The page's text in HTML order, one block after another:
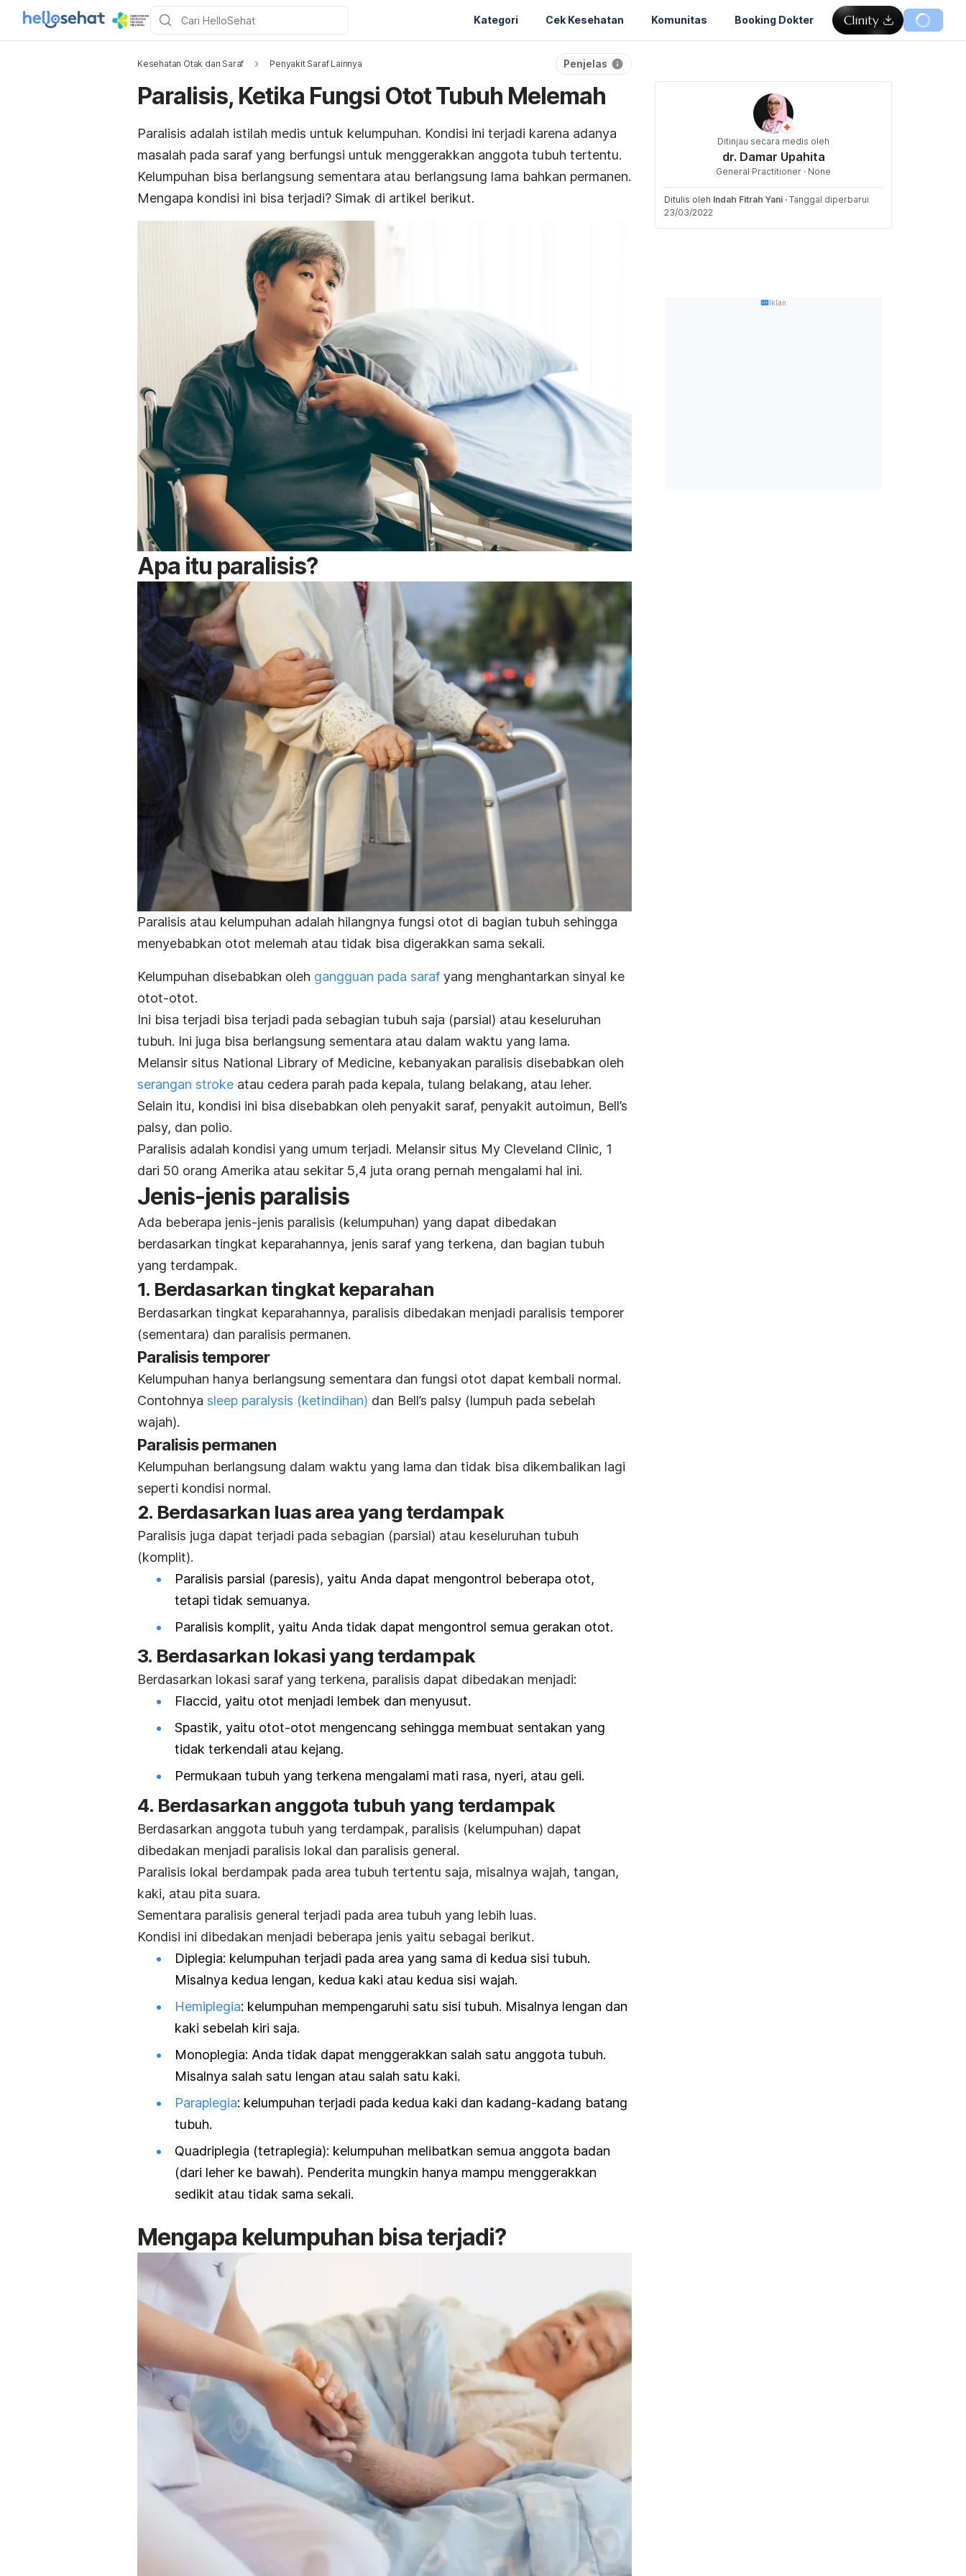
Kategori Cek Kesehatan Komunitas Booking Dokter
Kesehatan Otak dan Saraf Penyakit Saraf Lainnya Penjelas
Paralisis, Ketika Fungsi Otot Tubuh Melemah
Paralisis adalah istilah medis untuk kelumpuhan. Kondisi ini terjadi karena adanya
masalah pada saraf yang berfungsi untuk menggerakkan anggota tubuh tertentu.
Kelumpuhan bisa berlangsung sementara atau berlangsung lama bahkan permanen.
Mengapa kondisi ini bisa terjadi? Simak di artikel berikut.
Apa itu paralisis?
Paralisis atau kelumpuhan adalah hilangnya fungsi otot di bagian tubuh sehingga
menyebabkan otot melemah atau tidak bisa digerakkan sama sekali.
Kelumpuhan disebabkan oleh gangguan pada saraf yang menghantarkan sinyal ke
otot-otot.
Ini bisa terjadi bisa terjadi pada sebagian tubuh saja (parsial) atau keseluruhan
tubuh. Ini juga bisa berlangsung sementara atau dalam waktu yang lama.
Melansir situs National Library of Medicine, kebanyakan paralisis disebabkan oleh
serangan stroke atau cedera parah pada kepala, tulang belakang, atau leher.
Selain itu, kondisi ini bisa disebabkan oleh penyakit saraf, penyakit autoimun, Bell’s
palsy, dan polio.
Paralisis adalah kondisi yang umum terjadi. Melansir situs My Cleveland Clinic, 1
dari 50 orang Amerika atau sekitar 5,4 juta orang pernah mengalami hal ini.
Jenis-jenis paralisis
Ada beberapa jenis-jenis paralisis (kelumpuhan) yang dapat dibedakan
berdasarkan tingkat keparahannya, jenis saraf yang terkena, dan bagian tubuh
yang terdampak.
1. Berdasarkan tingkat keparahan
Berdasarkan tingkat keparahannya, paralisis dibedakan menjadi paralisis temporer
(sementara) dan paralisis permanen.
Paralisis temporer
Kelumpuhan hanya berlangsung sementara dan fungsi otot dapat kembali normal.
Contohnya sleep paralysis (ketindihan) dan Bell’s palsy (lumpuh pada sebelah
wajah).
Paralisis permanen
Kelumpuhan berlangsung dalam waktu yang lama dan tidak bisa dikembalikan lagi
seperti kondisi normal.
2. Berdasarkan luas area yang terdampak
Paralisis juga dapat terjadi pada sebagian (parsial) atau keseluruhan tubuh
(komplit).
Paralisis parsial (paresis), yaitu Anda dapat mengontrol beberapa otot,
tetapi tidak semuanya.
Paralisis komplit, yaitu Anda tidak dapat mengontrol semua gerakan otot.
3. Berdasarkan lokasi yang terdampak
Berdasarkan lokasi saraf yang terkena, paralisis dapat dibedakan menjadi:
Flaccid, yaitu otot menjadi lembek dan menyusut.
Spastik, yaitu otot-otot mengencang sehingga membuat sentakan yang
tidak terkendali atau kejang.
Permukaan tubuh yang terkena mengalami mati rasa, nyeri, atau geli.
4. Berdasarkan anggota tubuh yang terdampak
Berdasarkan anggota tubuh yang terdampak, paralisis (kelumpuhan) dapat
dibedakan menjadi paralisis lokal dan paralisis general.
Paralisis lokal berdampak pada area tubuh tertentu saja, misalnya wajah, tangan,
kaki, atau pita suara.
Sementara paralisis general terjadi pada area tubuh yang lebih luas.
Kondisi ini dibedakan menjadi beberapa jenis yaitu sebagai berikut.
Diplegia: kelumpuhan terjadi pada area yang sama di kedua sisi tubuh.
Misalnya kedua lengan, kedua kaki atau kedua sisi wajah.
Hemiplegia: kelumpuhan mempengaruhi satu sisi tubuh. Misalnya lengan dan
kaki sebelah kiri saja.
Monoplegia: Anda tidak dapat menggerakkan salah satu anggota tubuh.
Misalnya salah satu lengan atau salah satu kaki.
Paraplegia: kelumpuhan terjadi pada kedua kaki dan kadang-kadang batang
tubuh.
Quadriplegia (tetraplegia): kelumpuhan melibatkan semua anggota badan
(dari leher ke bawah). Penderita mungkin hanya mampu menggerakkan
sedikit atau tidak sama sekali.
Mengapa kelumpuhan bisa terjadi?
Ditinjau secara medis oleh
dr. Damar Upahita
General Practitioner · None
Ditulis oleh Indah Fitrah Yani · Tanggal diperbarui
23/03/2022
Iklan